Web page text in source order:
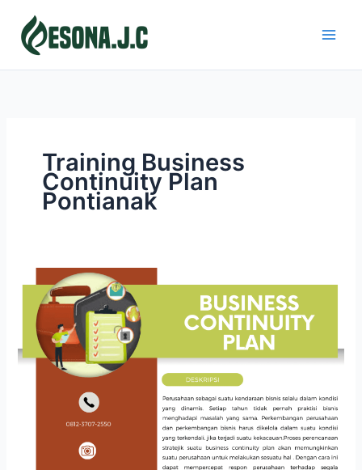
content
Training Business
Continuity Plan
Pontianak
BUSINESS
CONTINUITY
PLAN